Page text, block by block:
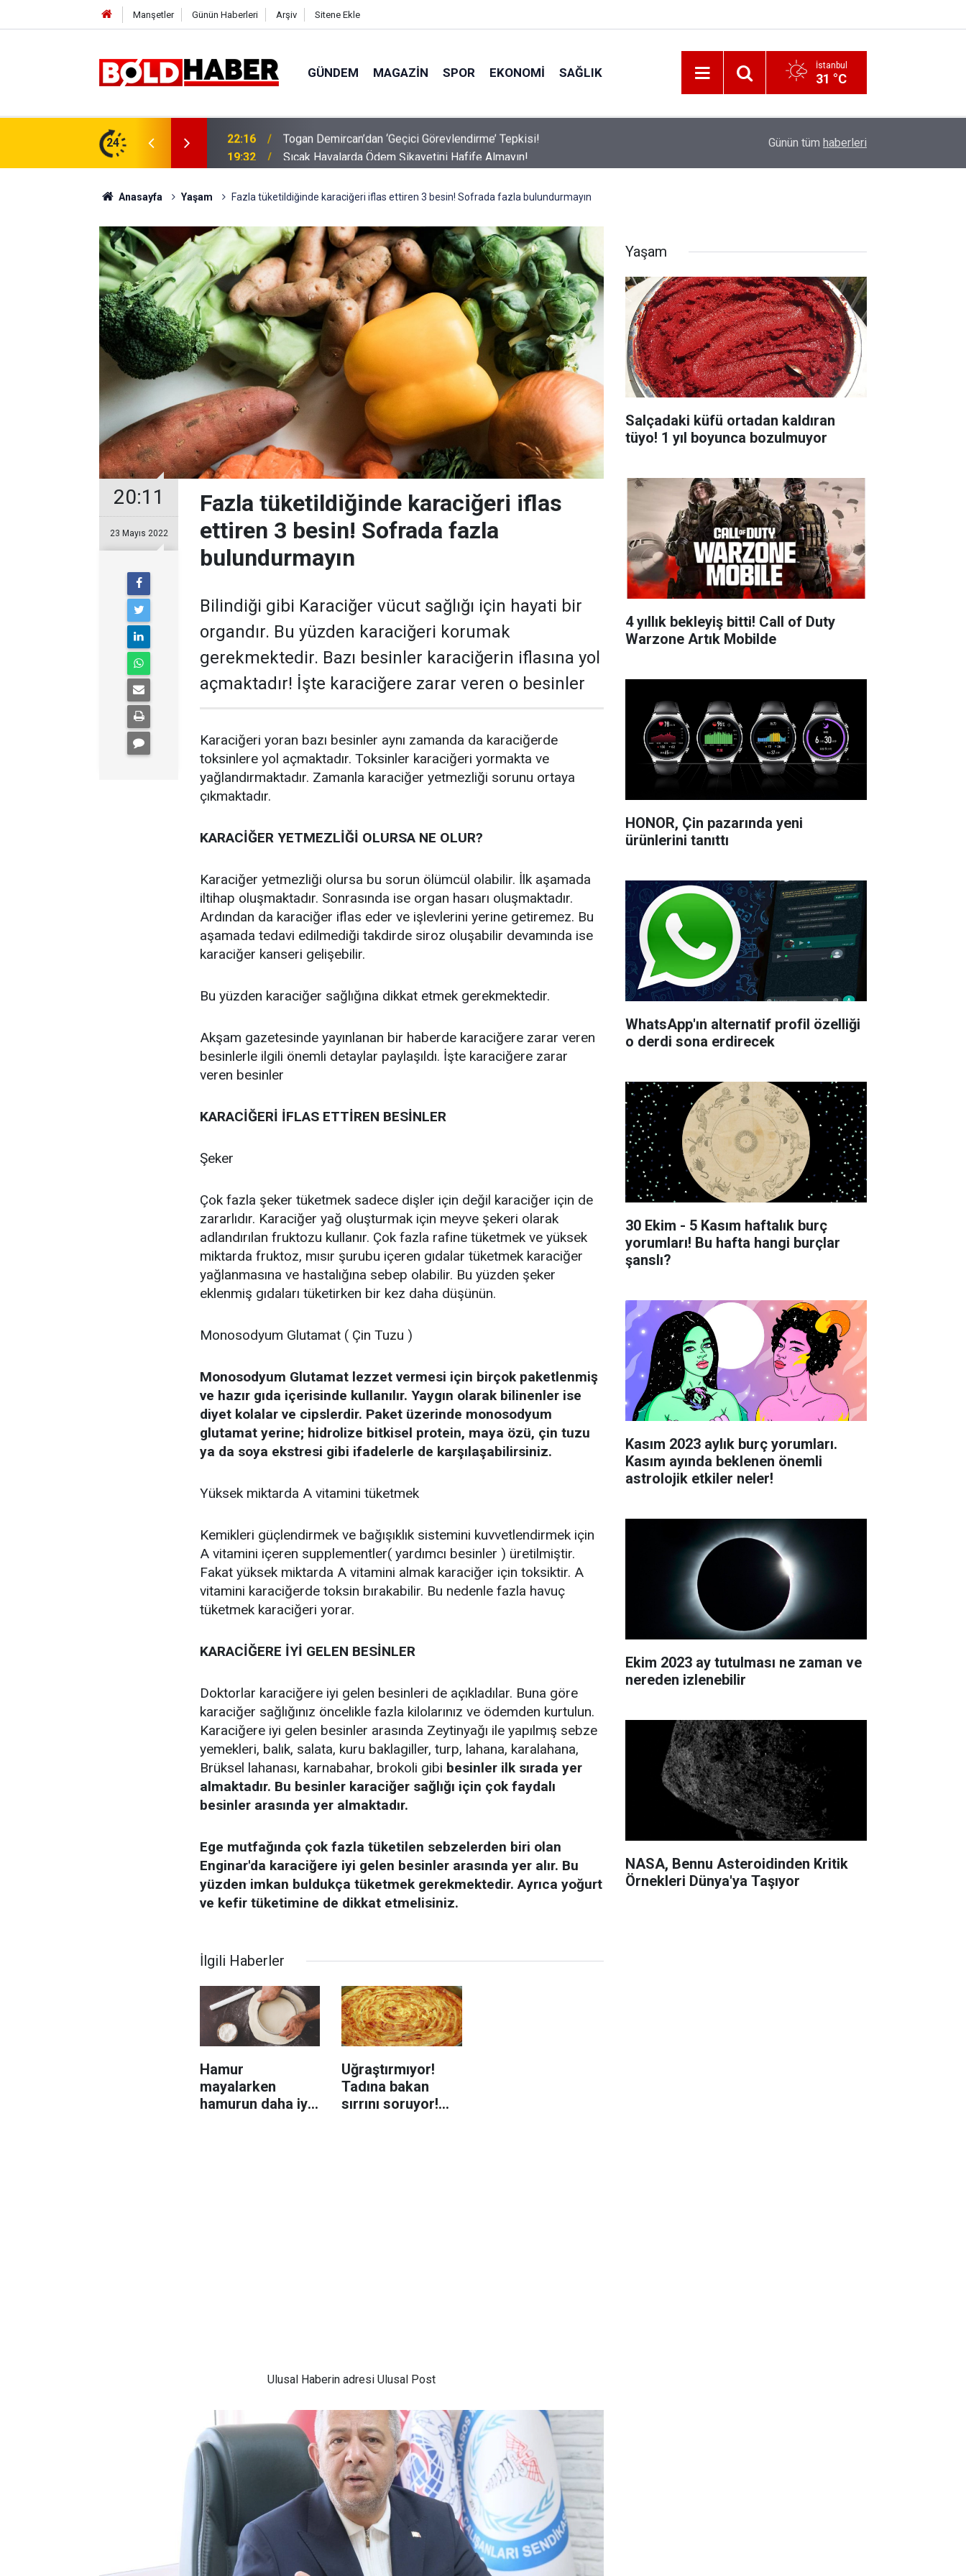
Manşetler Günün Haberleri Arşiv Sitene Ekle
GÜNDEM MAGAZIN SPOR EKONOMI SAĞLIK İstanbul
31 °C
24 19:32 Sıcak Havalarda Ödem Şikayetini Hafife Almayın! İzmir 112’de Kan Donduran İddialar!
Günün tüm haberleri
Anasayfa Yaşam Fazla tüketildiğinde karaciğeri iflas ettiren 3 besin! Sofrada fazla bulundurmayın
20:11
23 Mayıs 2022
Fazla tüketildiğinde karaciğeri iflas
ettiren 3 besin! Sofrada fazla
bulundurmayın
Bilindiği gibi Karaciğer vücut sağlığı için hayati bir
organdır. Bu yüzden karaciğeri korumak
gerekmektedir. Bazı besinler karaciğerin iflasına yol
açmaktadır! İşte karaciğere zarar veren o besinler
Karaciğeri yoran bazı besinler aynı zamanda da karaciğerde
toksinlere yol açmaktadır. Toksinler karaciğeri yormakta ve
yağlandırmaktadır. Zamanla karaciğer yetmezliği sorunu ortaya
çıkmaktadır.
KARACİĞER YETMEZLİĞİ OLURSA NE OLUR?
Karaciğer yetmezliği olursa bu sorun ölümcül olabilir. İlk aşamada
iltihap oluşmaktadır. Sonrasında ise organ hasarı oluşmaktadır.
Ardından da karaciğer iflas eder ve işlevlerini yerine getiremez. Bu
aşamada tedavi edilmediği takdirde siroz oluşabilir devamında ise
karaciğer kanseri gelişebilir.
Bu yüzden karaciğer sağlığına dikkat etmek gerekmektedir.
Akşam gazetesinde yayınlanan bir haberde karaciğere zarar veren
besinlerle ilgili önemli detaylar paylaşıldı. İşte karaciğere zarar
veren besinler
KARACİĞERİ İFLAS ETTİREN BESİNLER
Şeker
Çok fazla şeker tüketmek sadece dişler için değil karaciğer için de
zararlıdır. Karaciğer yağ oluşturmak için meyve şekeri olarak
adlandırılan fruktozu kullanır. Çok fazla rafine tüketmek ve yüksek
miktarda fruktoz, mısır şurubu içeren gıdalar tüketmek karaciğer
yağlanmasına ve hastalığına sebep olabilir. Bu yüzden şeker
eklenmiş gıdaları tüketirken bir kez daha düşünün.
Monosodyum Glutamat ( Çin Tuzu )
Monosodyum Glutamat lezzet vermesi için birçok paketlenmiş
ve hazır gıda içerisinde kullanılır. Yaygın olarak bilinenler ise
diyet kolalar ve cipslerdir. Paket üzerinde monosodyum
glutamat yerine; hidrolize bitkisel protein, maya özü, çin tuzu
ya da soya ekstresi gibi ifadelerle de karşılaşabilirsiniz.
Yüksek miktarda A vitamini tüketmek
Kemikleri güçlendirmek ve bağışıklık sistemini kuvvetlendirmek için
A vitamini içeren supplementler( yardımcı besinler ) üretilmiştir.
Fakat yüksek miktarda A vitamini almak karaciğer için toksiktir. A
vitamini karaciğerde toksin bırakabilir. Bu nedenle fazla havuç
tüketmek karaciğeri yorar.
KARACİĞERE İYİ GELEN BESİNLER
Doktorlar karaciğere iyi gelen besinleri de açıkladılar. Buna göre
karaciğer sağlığınız öncelikle fazla kilolarınız ve ödemden kurtulun.
Karaciğere iyi gelen besinler arasında Zeytinyağı ile yapılmış sebze
yemekleri, balık, salata, kuru baklagiller, turp, lahana, karalahana,
Brüksel lahanası, karnabahar, brokoli gibi besinler ilk sırada yer
almaktadır. Bu besinler karaciğer sağlığı için çok faydalı
besinler arasında yer almaktadır.
Ege mutfağında çok fazla tüketilen sebzelerden biri olan
Enginar'da karaciğere iyi gelen besinler arasında yer alır. Bu
yüzden imkan buldukça tüketmek gerekmektedir. Ayrıca yoğurt
ve kefir tüketimine de dikkat etmelisiniz.
İlgili Haberler
Hamur
mayalarken
hamurun daha iyi
Uğraştırmıyor!
Tadına bakan
sırrını soruyor!
Ulusal Haberin adresi Ulusal Post
Yaşam
Salçadaki küfü ortadan kaldıran
tüyo! 1 yıl boyunca bozulmuyor
4 yıllık bekleyiş bitti! Call of Duty
Warzone Artık Mobilde
HONOR, Çin pazarında yeni
ürünlerini tanıttı
WhatsApp'ın alternatif profil özelliği
o derdi sona erdirecek
30 Ekim - 5 Kasım haftalık burç
yorumları! Bu hafta hangi burçlar
şanslı?
Kasım 2023 aylık burç yorumları.
Kasım ayında beklenen önemli
astrolojik etkiler neler!
Ekim 2023 ay tutulması ne zaman ve
nereden izlenebilir
NASA, Bennu Asteroidinden Kritik
Örnekleri Dünya'ya Taşıyor